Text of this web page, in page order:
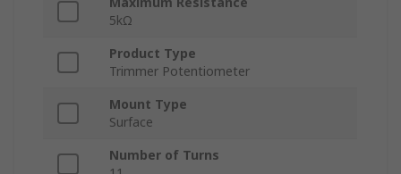
5kΩ
Product Type
Trimmer Potentiometer
Mount Type
Surface
Number of Turns